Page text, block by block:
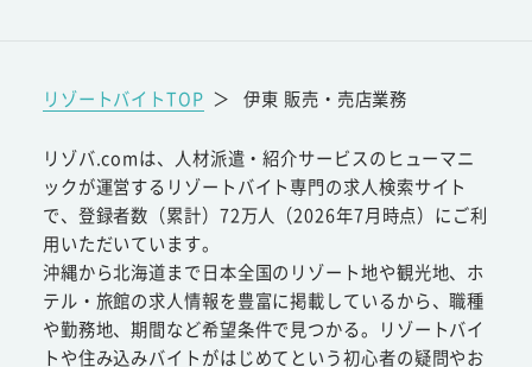
リゾートバイトTOP ＞ 伊東 販売・売店業務
リゾバ.comは、人材派遣・紹介サービスのヒューマニ
ックが運営するリゾートバイト専門の求人検索サイト
で、登録者数（累計）72万人（2026年7月時点）にご利
用いただいています。
沖縄から北海道まで日本全国のリゾート地や観光地、ホ
テル・旅館の求人情報を豊富に掲載しているから、職種
や勤務地、期間など希望条件で見つかる。リゾートバイ
トや住み込みバイトがはじめてという初心者の疑問やお